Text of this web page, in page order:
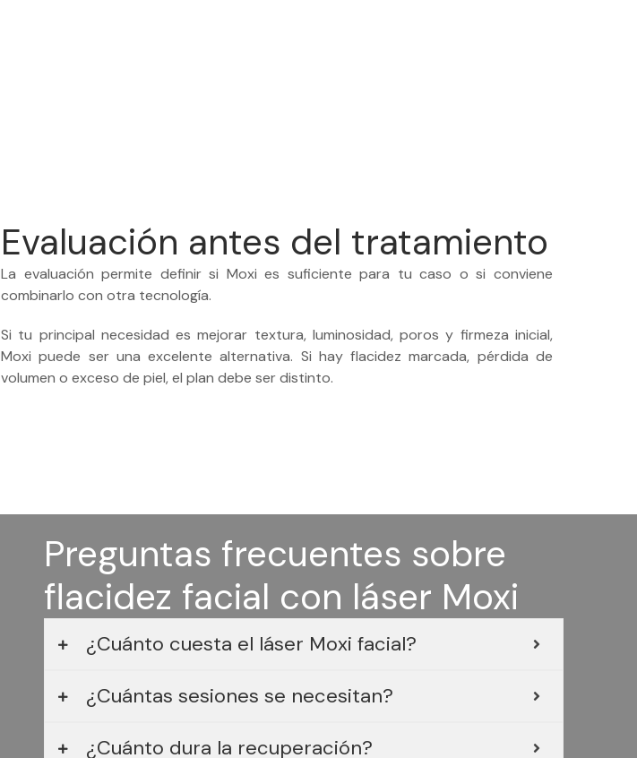
Evaluación antes del tratamiento
La evaluación permite definir si Moxi es suficiente para tu caso o si conviene
combinarlo con otra tecnología.
Si tu principal necesidad es mejorar textura, luminosidad, poros y firmeza inicial,
Moxi puede ser una excelente alternativa. Si hay flacidez marcada, pérdida de
volumen o exceso de piel, el plan debe ser distinto.
Preguntas frecuentes sobre
flacidez facial con láser Moxi
¿Cuánto cuesta el láser Moxi facial?
¿Cuántas sesiones se necesitan?
¿Cuánto dura la recuperación?